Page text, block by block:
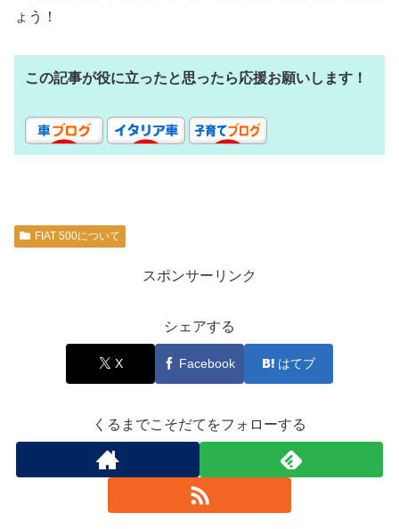
ょう！
この記事が役に立ったと思ったら応援お願いします！
FIAT 500について
スポンサーリンク
シェアする
X Facebook はてブ
くるまでこそだてをフォローする